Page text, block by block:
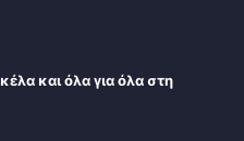
και όλα για όλα στη